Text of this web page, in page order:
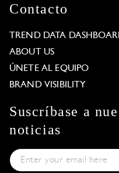
Contacto
TREND DATA
ABOUT US
ÚNETE AL EQUIPO
BRAND VISIBILITY
Suscríbase a
noticias